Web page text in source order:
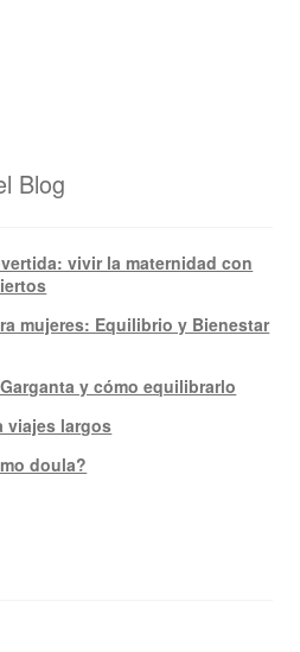
Blog
vivir la maternidad con
mujeres: Equilibrio y Bienestar
y cómo equilibrarlo
viajes largos
doula?